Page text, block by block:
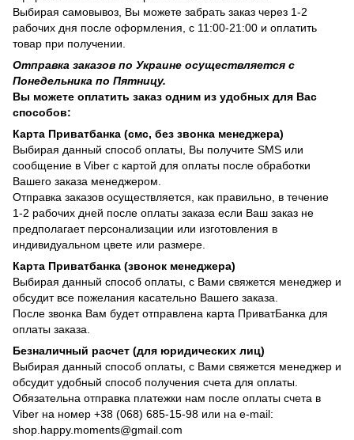
Выбирая самовывоз, Вы можете забрать заказ через 1-2
рабочих дня после оформления, с 11:00-21:00 и оплатить
товар при получении.
Отправка заказов по Украине осуществляется с
Понедельника по Пятницу.
Вы можете оплатить заказ одним из удобных для Вас
способов:
Карта Приватбанка (смс, без звонка менеджера)
Выбирая данный способ оплаты, Вы получите SMS или
сообщение в Viber с картой для оплаты после обработки
Вашего заказа менеджером.
Отправка заказов осуществляется, как правильно, в течение
1-2 рабочих дней после оплаты заказа если Ваш заказ не
предполагает персонализации или изготовления в
индивидуальном цвете или размере.
Карта Приватбанка (звонок менеджера)
Выбирая данный способ оплаты, с Вами свяжется менеджер и
обсудит все пожелания касательно Вашего заказа.
После звонка Вам будет отправлена карта ПриватБанка для
оплаты заказа.
Безналичный расчет (для юридических лиц)
Выбирая данный способ оплаты, с Вами свяжется менеджер и
обсудит удобный способ получения счета для оплаты.
Обязательна отправка платежки нам после оплаты счета в
Viber на номер +38 (068) 685-15-98 или на e-mail:
shop.happy.moments@gmail.com